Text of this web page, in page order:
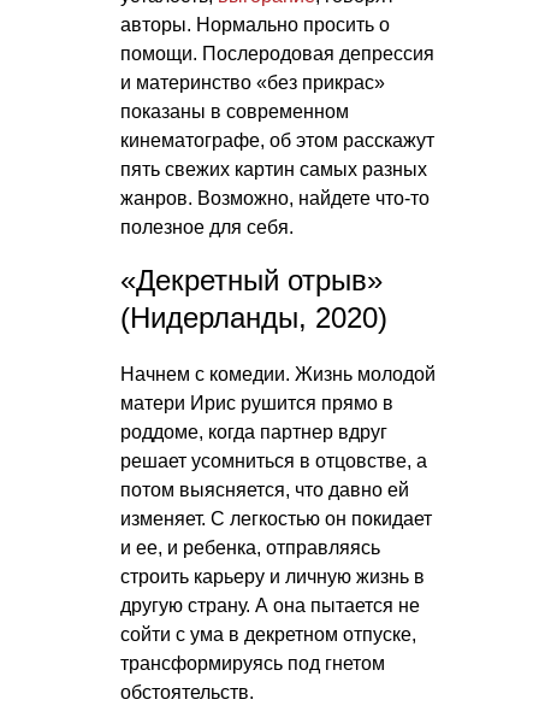
авторы. Нормально просить о
помощи. Послеродовая депрессия
и материнство «без прикрас»
показаны в современном
кинематографе, об этом расскажут
пять свежих картин самых разных
жанров. Возможно, найдете что-то
полезное для себя.
«Декретный отрыв»
(Нидерланды, 2020)
Начнем с комедии. Жизнь молодой
матери Ирис рушится прямо в
роддоме, когда партнер вдруг
решает усомниться в отцовстве, а
потом выясняется, что давно ей
изменяет. С легкостью он покидает
и ее, и ребенка, отправляясь
строить карьеру и личную жизнь в
другую страну. А она пытается не
сойти с ума в декретном отпуске,
трансформируясь под гнетом
обстоятельств.